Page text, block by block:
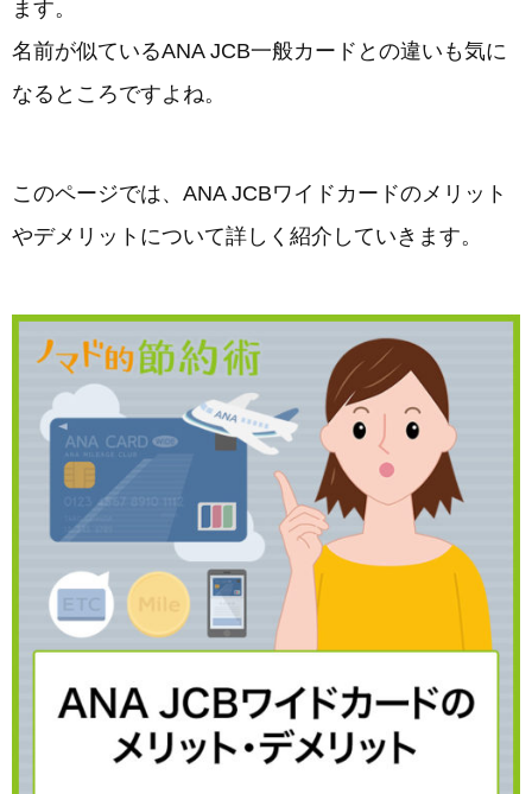
ます。
名前が似ているANA JCB一般カードとの違いも気に
なるところですよね。
このページでは、ANA JCBワイドカードのメリット
やデメリットについて詳しく紹介していきます。